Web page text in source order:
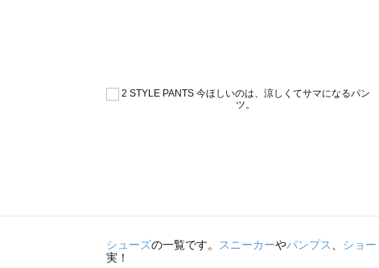
シューズの一覧です。 スニーカーやパンプス、 ショ
実！